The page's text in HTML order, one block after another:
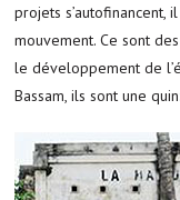
projets s’autofinancent,
mouvement. Ce sont
le développement de
Bassam, ils sont une